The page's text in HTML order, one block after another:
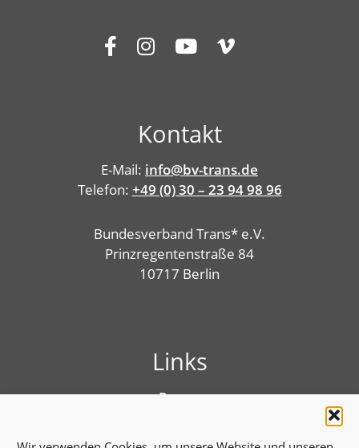
Kontakt
E-Mail: info@bv-trans.de
Telefon: +49 (0) 30 – 23 94 98 96
Bundesverband Trans* e.V.
Prinzregentenstraße 84
10717 Berlin
Links
Presse